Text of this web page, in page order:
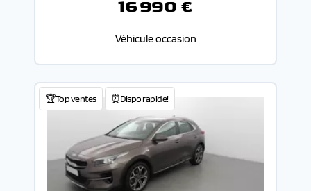
16 990 €
Véhicule occasion
🏆Top ventes ⏰Dispo rapide!